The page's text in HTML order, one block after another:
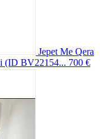
Jepet Me Qera
(ID BV22154... 700 €